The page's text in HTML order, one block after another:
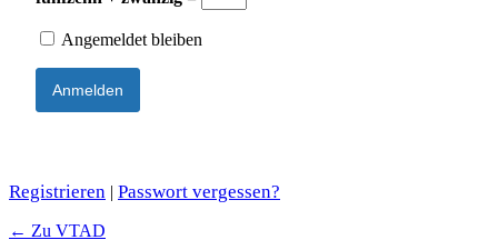
Angemeldet bleiben
Registrieren | Passwort vergessen?
← Zu VTAD